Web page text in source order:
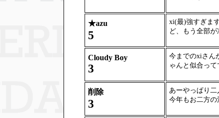
★azu
5
xi(最)強すぎま
ど、もう全部
Cloudy Boy
3
今までのxiさん
ゃんと似合っ
削除
3
あーやっぱり
今年もお二方